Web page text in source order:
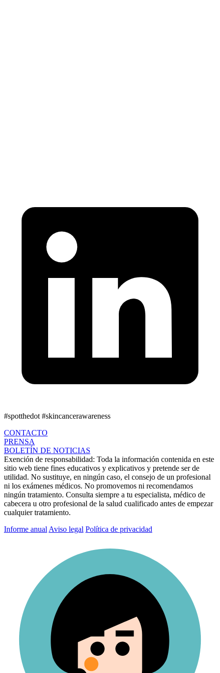
#spotthedot #skincancerawareness
CONTACTO
PRENSA
BOLETÍN DE NOTICIAS
Exención de responsabilidad: Toda la información contenida en este
sitio web tiene fines educativos y explicativos y pretende ser de
utilidad. No sustituye, en ningún caso, el consejo de un profesional
ni los exámenes médicos. No promovemos ni recomendamos
ningún tratamiento. Consulta siempre a tu especialista, médico de
cabecera u otro profesional de la salud cualificado antes de empezar
cualquier tratamiento.
Informe anual Aviso legal Política de privacidad